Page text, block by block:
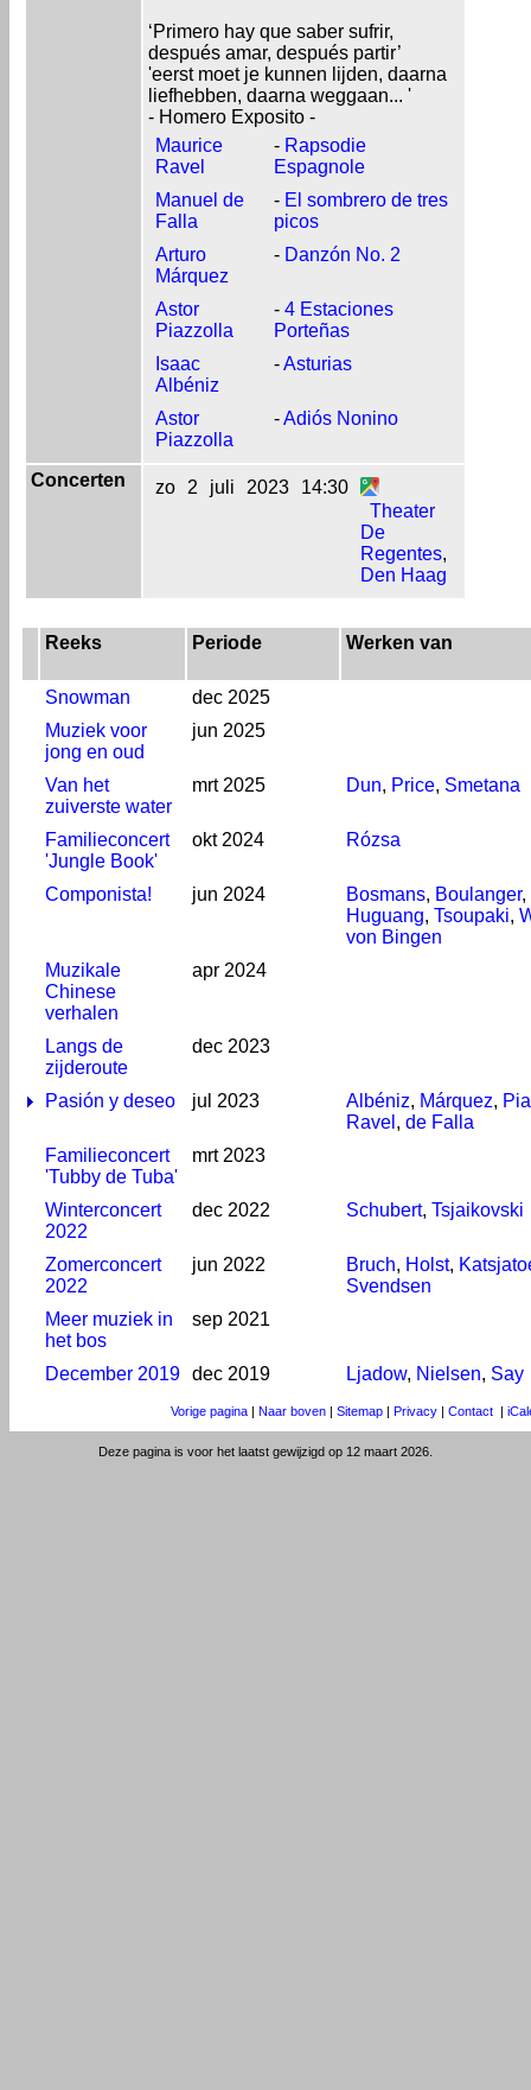
‘Primero hay que saber sufrir,
después amar, después partir’
'eerst moet je kunnen lijden, daarna
liefhebben, daarna weggaan... '
- Homero Exposito -
Maurice
Ravel
- Rapsodie
Espagnole
Manuel de
Falla
- El sombrero de tres
picos
Arturo
Márquez
- Danzón No. 2
Astor
Piazzolla
- 4 Estaciones
Porteñas
Isaac
Albéniz
-Asturias
Astor
Piazzolla
-Adiós Nonino
Concerten zo 2 juli 2023
14:30
Theater
De
Regentes,
Den Haag
Reeks Periode Werken van
Snowman
dec 2025
Muziek voor
jong en oud
jun 2025
Van het
zuiverste water
mrt 2025 Dun, Price, Smetana
Familieconcert
'Jungle Book'
okt 2024 Rózsa
Componista! jun 2024 Bosmans, Boulanger,
Huguang, Tsoupaki,
von Bingen
Muzikale
Chinese
verhalen
apr 2024
Langs de
zijderoute
dec 2023
Pasión y deseo jul 2023 Albéniz, Márquez,
Ravel , de Falla
Familieconcert
'Tubby de Tuba'
mrt 2023
Winterconcert
2022
dec 2022 Schubert, Tsjaikovski
Zomerconcert
2022
jun 2022 Bruch, Holst,
Svendsen
Meer muziek in
het bos
sep 2021
December 2019 dec 2019 Ljadow, Nielsen, Say
Vorige pagina | Naar boven | Sitemap | Privacy | Contact |
Deze pagina is voor het laatst gewijzigd op 12 maart 2026.